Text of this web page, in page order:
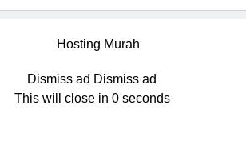
WAF adalah:
Dismiss ad Dismiss ad
This will close in 0seconds